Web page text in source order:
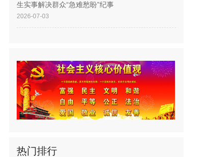
生实事解决群众“急难愁盼”纪事
2026-07-03
热门排行